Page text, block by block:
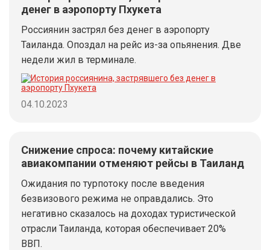
денег в аэропорту Пхукета
Россиянин застрял без денег в аэропорту
Таиланда. Опоздал на рейс из-за опьянения. Две
недели жил в терминале.
04.10.2023
Снижение спроса: почему китайские
авиакомпании отменяют рейсы в Таиланд
Ожидания по турпотоку после введения
безвизового режима не оправдались. Это
негативно сказалось на доходах туристической
отрасли Таиланда, которая обеспечивает 20%
ВВП.